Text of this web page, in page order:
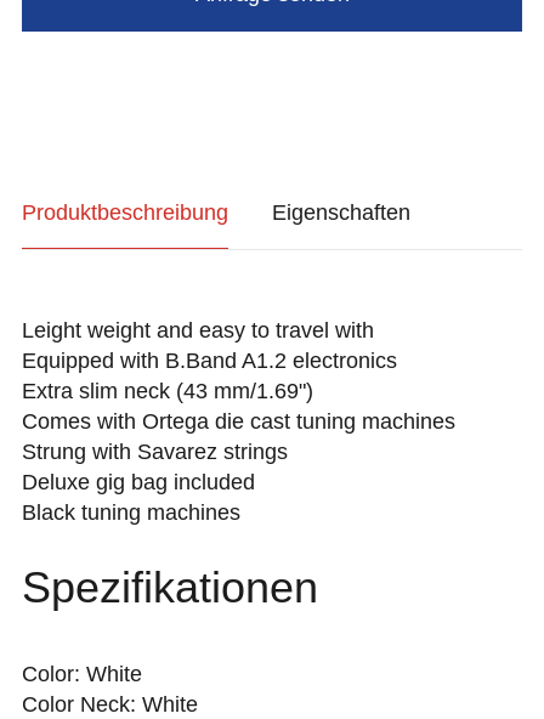
Produktbeschreibung Eigenschaften
Leight weight and easy to travel with
Equipped with B.Band A1.2 electronics
Extra slim neck (43 mm/1.69")
Comes with Ortega die cast tuning machines
Strung with Savarez strings
Deluxe gig bag included
Black tuning machines
Spezifikationen
Color: White
Color Neck: White